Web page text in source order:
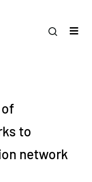
to
network